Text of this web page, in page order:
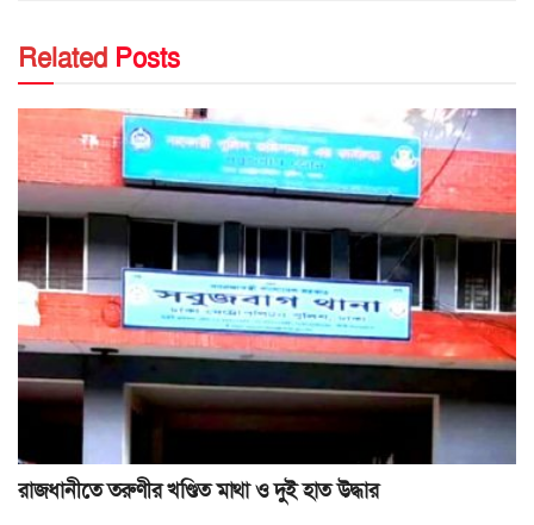
Related Posts
রাজধানীতে তরুণীর খণ্ডিত মাথা ও দুই হাত উদ্ধার